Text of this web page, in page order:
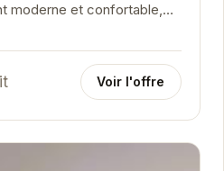
moderne et confortable,
ou touristique.
Voir l'offre